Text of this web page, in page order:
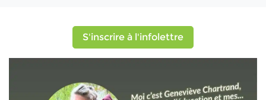
S'inscrire à l'infolettre